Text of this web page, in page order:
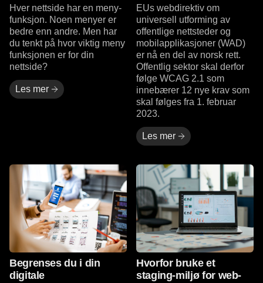
Hver nettside har en meny-
funksjon. Noen menyer er
bedre enn andre. Men har
du tenkt på hvor viktig meny
funksjonen er for din
nettside?
Les mer
EUs webdirektiv om
universell utforming av
offentlige nettsteder og
mobilapplikasjoner (WAD)
er nå en del av norsk rett.
Offentlig sektor skal derfor
følge WCAG 2.1 som
innebærer 12 nye krav som
skal følges fra 1. februar
2023.
Les mer
Begrenses du i din
digitale
Les mer
Hvorfor bruke et
staging-miljø for web-
Les mer